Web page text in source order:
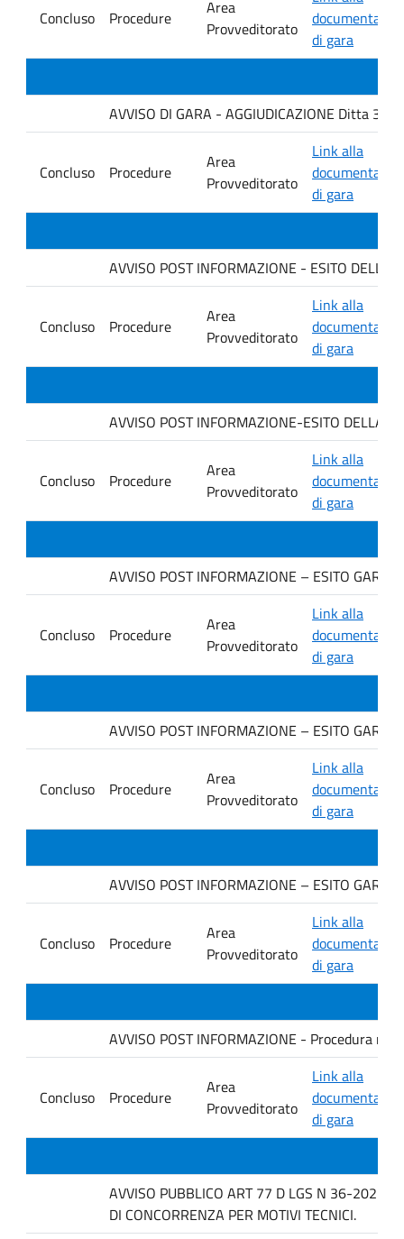
Concluso Procedure
Area
Provveditorato
di gara
AVVISO DI GARA - AGGIUDICAZIONE Ditta 3C
Concluso Procedure
Area
Provveditorato
Link alla
di gara
AVVISO POST INFORMAZIONE - ESITO
Concluso Procedure
Area
Provveditorato
Link alla
di gara
AVVISO POST INFORMAZIONE-ESITO DELLA
Concluso Procedure
Area
Provveditorato
Link alla
di gara
AVVISO POST INFORMAZIONE – ESITO GARA
Concluso Procedure
Area
Provveditorato
Link alla
di gara
AVVISO POST INFORMAZIONE – ESITO GARA
Concluso Procedure
Area
Provveditorato
Link alla
di gara
AVVISO POST INFORMAZIONE – ESITO GARA
Concluso Procedure
Area
Provveditorato
Link alla
di gara
AVVISO POST INFORMAZIONE - Procedura
Concluso Procedure
Area
Provveditorato
Link alla
di gara
AVVISO PUBBLICO ART 77 D LGS N 36-2023
DI CONCORRENZA PER MOTIVI TECNICI.